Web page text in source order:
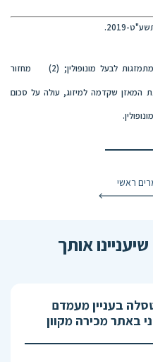
(1) כתוצאה מהמיזוג יהפכו החברות המתמזגות לבעל מונופולין; (2) מחזור
המאזן שקדמה למיזוג, עולה על סכום
ראשי
אותך
בעניין מעמדם
באתר מכירה מקוון